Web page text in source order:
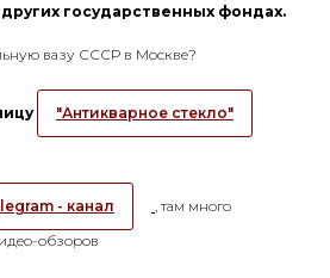
государственных фондах.
вазу СССР в Москве?
"Антикварное стекло"
- канал
, там много
обзоров